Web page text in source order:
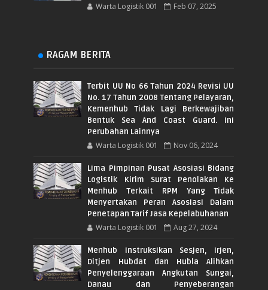
Warta Logistik 001 Feb 07, 2025
RAGAM BERITA
Terbit UU No 66 Tahun 2024 Revisi UU
No. 17 Tahun 2008 Tentang Pelayaran,
Kemenhub Tidak Lagi Berkewajiban
Bentuk Sea And Coast Guard. Ini
Perubahan Lainnya
Warta Logistik 001 Nov 06, 2024
Lima Pimpinan Pusat Asosiasi Bidang
Logistik Kirim Surat Penolakan Ke
Menhub Terkait RPM Yang Tidak
Menyertakan Peran Asosiasi Dalam
Penetapan Tarif Jasa Kepelabuhanan
Warta Logistik 001 Aug 27, 2024
Menhub Instruksikan Sesjen, Irjen,
Ditjen Hubdat dan Hubla Alihkan
Penyelenggaraan Angkutan Sungai,
Danau dan Penyeberangan